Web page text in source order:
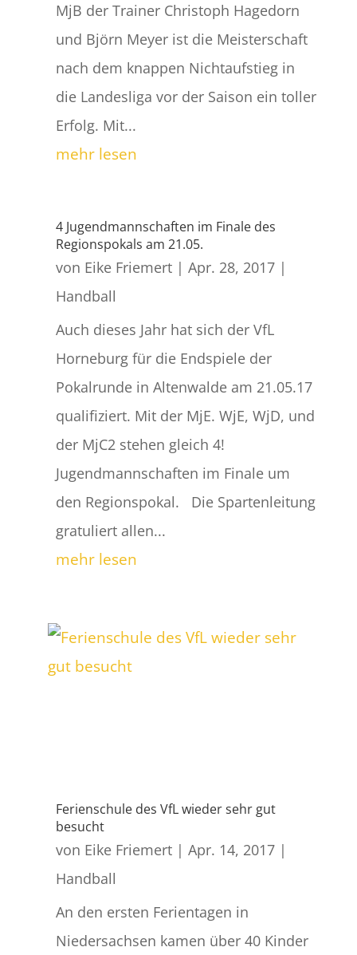
MjB der Trainer Christoph Hagedorn
und Björn Meyer ist die Meisterschaft
nach dem knappen Nichtaufstieg in
die Landesliga vor der Saison ein toller
Erfolg. Mit...
mehr lesen
4 Jugendmannschaften im Finale des
Regionspokals am 21.05.
von Eike Friemert| Apr. 28, 2017|
Handball
Auch dieses Jahr hat sich der VfL
Horneburg für die Endspiele der
Pokalrunde in Altenwalde am 21.05.17
qualifiziert. Mit der MjE. WjE, WjD, und
der MjC2 stehen gleich 4!
Jugendmannschaften im Finale um
den Regionspokal. Die Spartenleitung
gratuliert allen...
mehr lesen
Ferienschule des VfL wieder sehr gut
besucht
von Eike Friemert| Apr. 14, 2017|
Handball
An den ersten Ferientagen in
Niedersachsen kamen über 40 Kinder